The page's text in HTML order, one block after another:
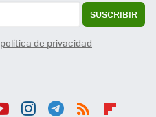
SUSCRIBIR
política de privacidad